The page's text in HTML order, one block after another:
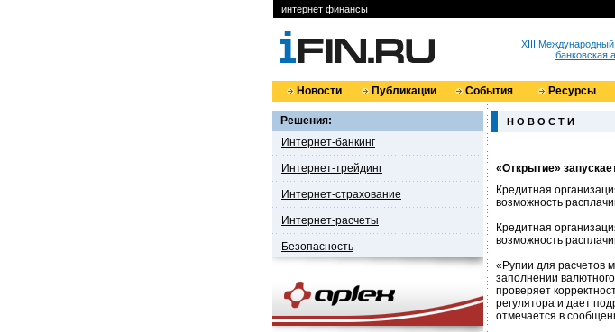
интернет финансы
XIII
банковская
Новости Публикации События Ресурсы
Решения:
Интернет-банкинг
Интернет-трейдинг
Интернет-страхование
Интернет-расчеты
Безопасность
Н О В О С Т И
«Открытие»
Кредитная
возможность
Кредитная
возможность
«Рупии для расчетов
заполнении
проверяет
регулятора и дает
отмечается в